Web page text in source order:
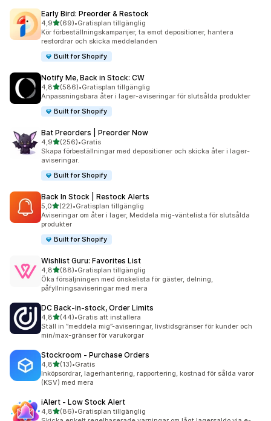
Early Bird: Preorder & Restock
4,9av 5 stjärnor
(69)
69 recensioner totalt
•Gratisplan tillgänglig
Kör förbeställningskampanjer, ta emot depositioner, hantera
restordrar och skicka meddelanden
Built for Shopify
Notify Me, Back in Stock: CW
4,8av 5 stjärnor
(586)
586 recensioner totalt
•Gratisplan tillgänglig
Anpassningsbara åter i lager-aviseringar för slutsålda produkter
Built for Shopify
Bat Preorders | Preorder Now
4,9av 5 stjärnor
(256)
256 recensioner totalt
•Gratis
Skapa förbeställningar med depositioner och skicka åter i lager-
aviseringar.
Built for Shopify
Back In Stock | Restock Alerts
5,0av 5 stjärnor
(22)
22 recensioner totalt
•Gratisplan tillgänglig
Aviseringar om åter i lager, Meddela mig-väntelista för slutsålda
produkter
Built for Shopify
Wishlist Guru: Favorites List
4,8av 5 stjärnor
(88)
88 recensioner totalt
•Gratisplan tillgänglig
Öka försäljningen med önskelista för gäster, delning,
påfyllningsaviseringar med mera
DC Back‑in‑stock, Order Limits
4,8av 5 stjärnor
(44)
44 recensioner totalt
•Gratis att installera
Ställ in ”meddela mig”-aviseringar, livstidsgränser för kunder och
min/max-gränser för varukorgar
Stockroom ‑ Purchase Orders
4,8av 5 stjärnor
(13)
13 recensioner totalt
•Gratis
Inköpsordrar, lagerhantering, rapportering, kostnad för sålda varor
(KSV) med mera
iAlert ‑ Low Stock Alert
4,8av 5 stjärnor
(86)
86 recensioner totalt
•Gratisplan tillgänglig